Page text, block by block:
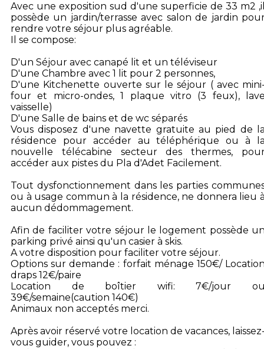
Avec une exposition sud d'une superficie de 33 m2
possède un jardin/terrasse avec salon de jardin
rendre votre séjour plus agréable.
Il se compose:
D'un Séjour avec canapé lit et un téléviseur
D'une Chambre avec 1 lit pour 2 personnes,
D'une Kitchenette ouverte sur le séjour ( avec
four et micro-ondes, 1 plaque vitro (3 feux),
vaisselle)
D'une Salle de bains et de wc séparés
Vous disposez d'une navette gratuite au pied de
résidence pour accéder au téléphérique ou à
nouvelle télécabine secteur des thermes,
accéder aux pistes du Pla d'Adet Facilement.
Tout dysfonctionnement dans les parties
ou à usage commun à la résidence, ne donnera lieu
aucun dédommagement.
Afin de faciliter votre séjour le logement possède
parking privé ainsi qu'un casier à skis.
A votre disposition pour faciliter votre séjour.
Options sur demande : forfait ménage 150€/
draps 12€/paire
Location de boîtier wifi: 7€/jour
39€/semaine(caution 140€)
Animaux non acceptés merci.
Après avoir réservé votre location de vacances,
vous guider, vous pouvez :